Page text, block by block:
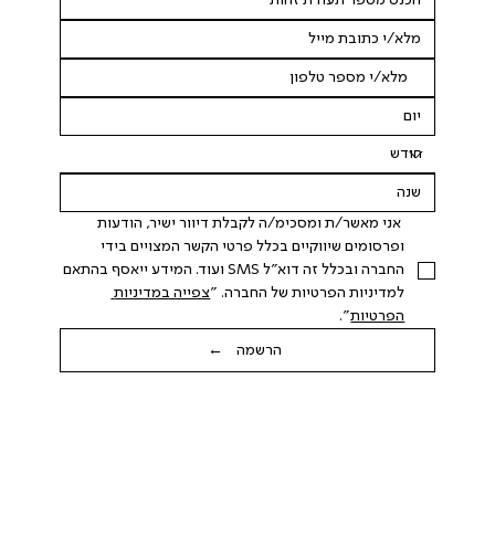
אני מאשר/ת ומסכימ/ה לקבלת דיוור ישיר, הודעות
החברה ובכלל זה דוא"ל SMS ועוד. המידע ייאסף בהתאם
למדיניות הפרטיות של החברה. "
צפייה במדיניות
הפרטיות".
הרשמה ←